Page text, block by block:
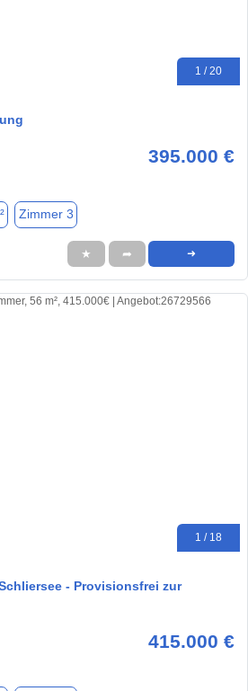
1 / 20
395.000 €
Zimmer 3
★ ➦ ➜
1 / 18
- Provisionsfrei zur
415.000 €